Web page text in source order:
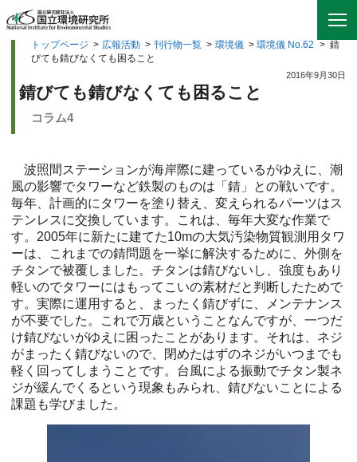
トップページ > 広報活動 > 刊行物一覧 > 環境儀 > 環境儀 No.62 > 錆
びても錆びなくても困ること
2016年9月30日
錆びても錆びなくても困ること
コラム4
波照間ステーションが海岸際に建っているがゆえに、潮
風の影響でタワーなど鉄製のものは「錆」との戦いです。
毎年、計画的にタワーを塗り替え、変えられるパーツはス
テンレスに交換しています。これは、毎年大変な作業で
す。2005年に新たに建てた10mの大気汚染物質観測用タワ
ーは、これまでの錆問題を一挙に解決するために、外側を
チタンで被覆しました。チタンは錆びないし、強度もあり
軽いのでタワーにはもってこいの素材だと判断したためで
す。実際に運用すると、まったく錆びずに、メンテナンス
が不要でした。これで万歳ということなんですが、一つだ
け錆びないがゆえに困ったことがあります。それは、ネジ
がまったく錆びないので、閉めたはずのネジがいつまでも
軽く回ってしまうことです。台風による振動でチタン製ネ
ジが緩んでくるという現象もみられ、錆びないことによる
課題も学びました。